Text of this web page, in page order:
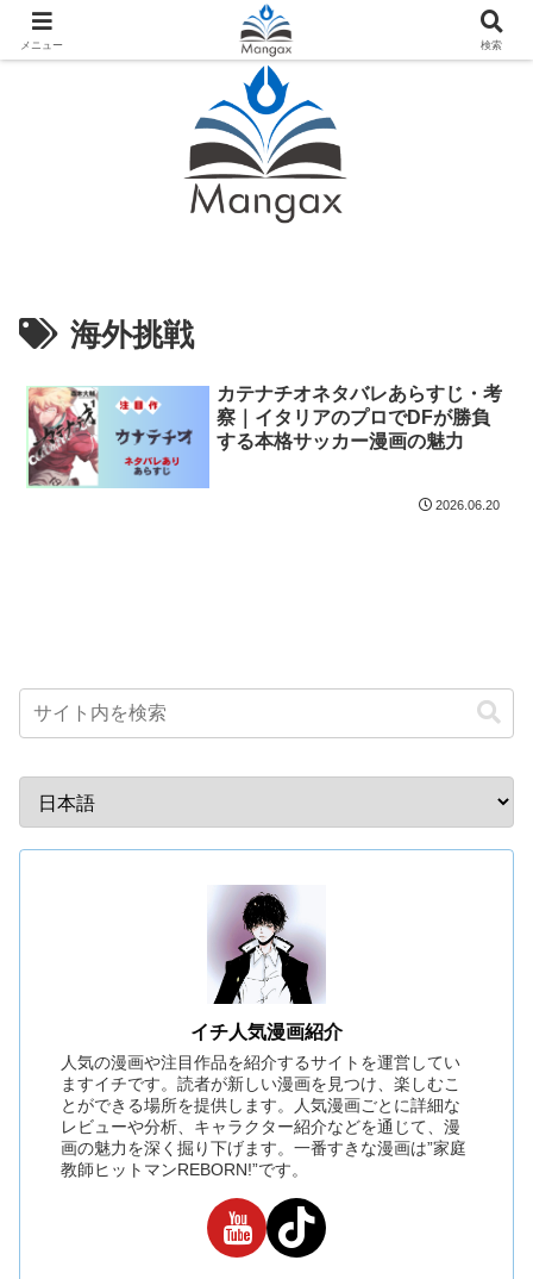
人気おすすめ漫画紹介ならMangax（マンガックス）
海外挑戦
カテナチオネタバレあらすじ・考
察｜イタリアのプロでDFが勝負
する本格サッカー漫画の魅力
2026.06.20
イチ人気漫画紹介
人気の漫画や注目作品を紹介するサイトを運営してい
ますイチです。読者が新しい漫画を見つけ、楽しむこ
とができる場所を提供します。人気漫画ごとに詳細な
レビューや分析、キャラクター紹介などを通じて、漫
画の魅力を深く掘り下げます。一番すきな漫画は”家庭
教師ヒットマンREBORN!”です。
メニュー 検索